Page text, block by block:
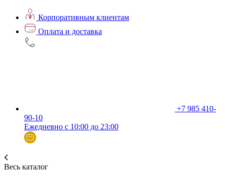
Корпоративным клиентам
Оплата и доставка
+7 985 410-
90-10
Ежедневно с 10:00 до 23:00
Весь каталог